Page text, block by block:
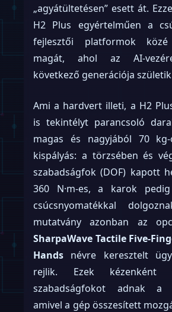
„agyátültetésen” esett át.
H2 Plus egyértelműen a
fejlesztői platformok közé
magát, ahol az AI-
következő generációja
Ami a hardvert illeti, a H2
is tekintélyt parancsoló
magas és nagyjából 70
kispályás: a törzsében és
szabadságfok (DOF) kapott
360 N·m-es, a karok pedig
csúcsnyomatékkal
mutatvány azonban az
SharpaWave Tactile Five-
Hands névre keresztelt
rejlik. Ezek kézenként
szabadságfokot adnak a
amivel a gép összesített